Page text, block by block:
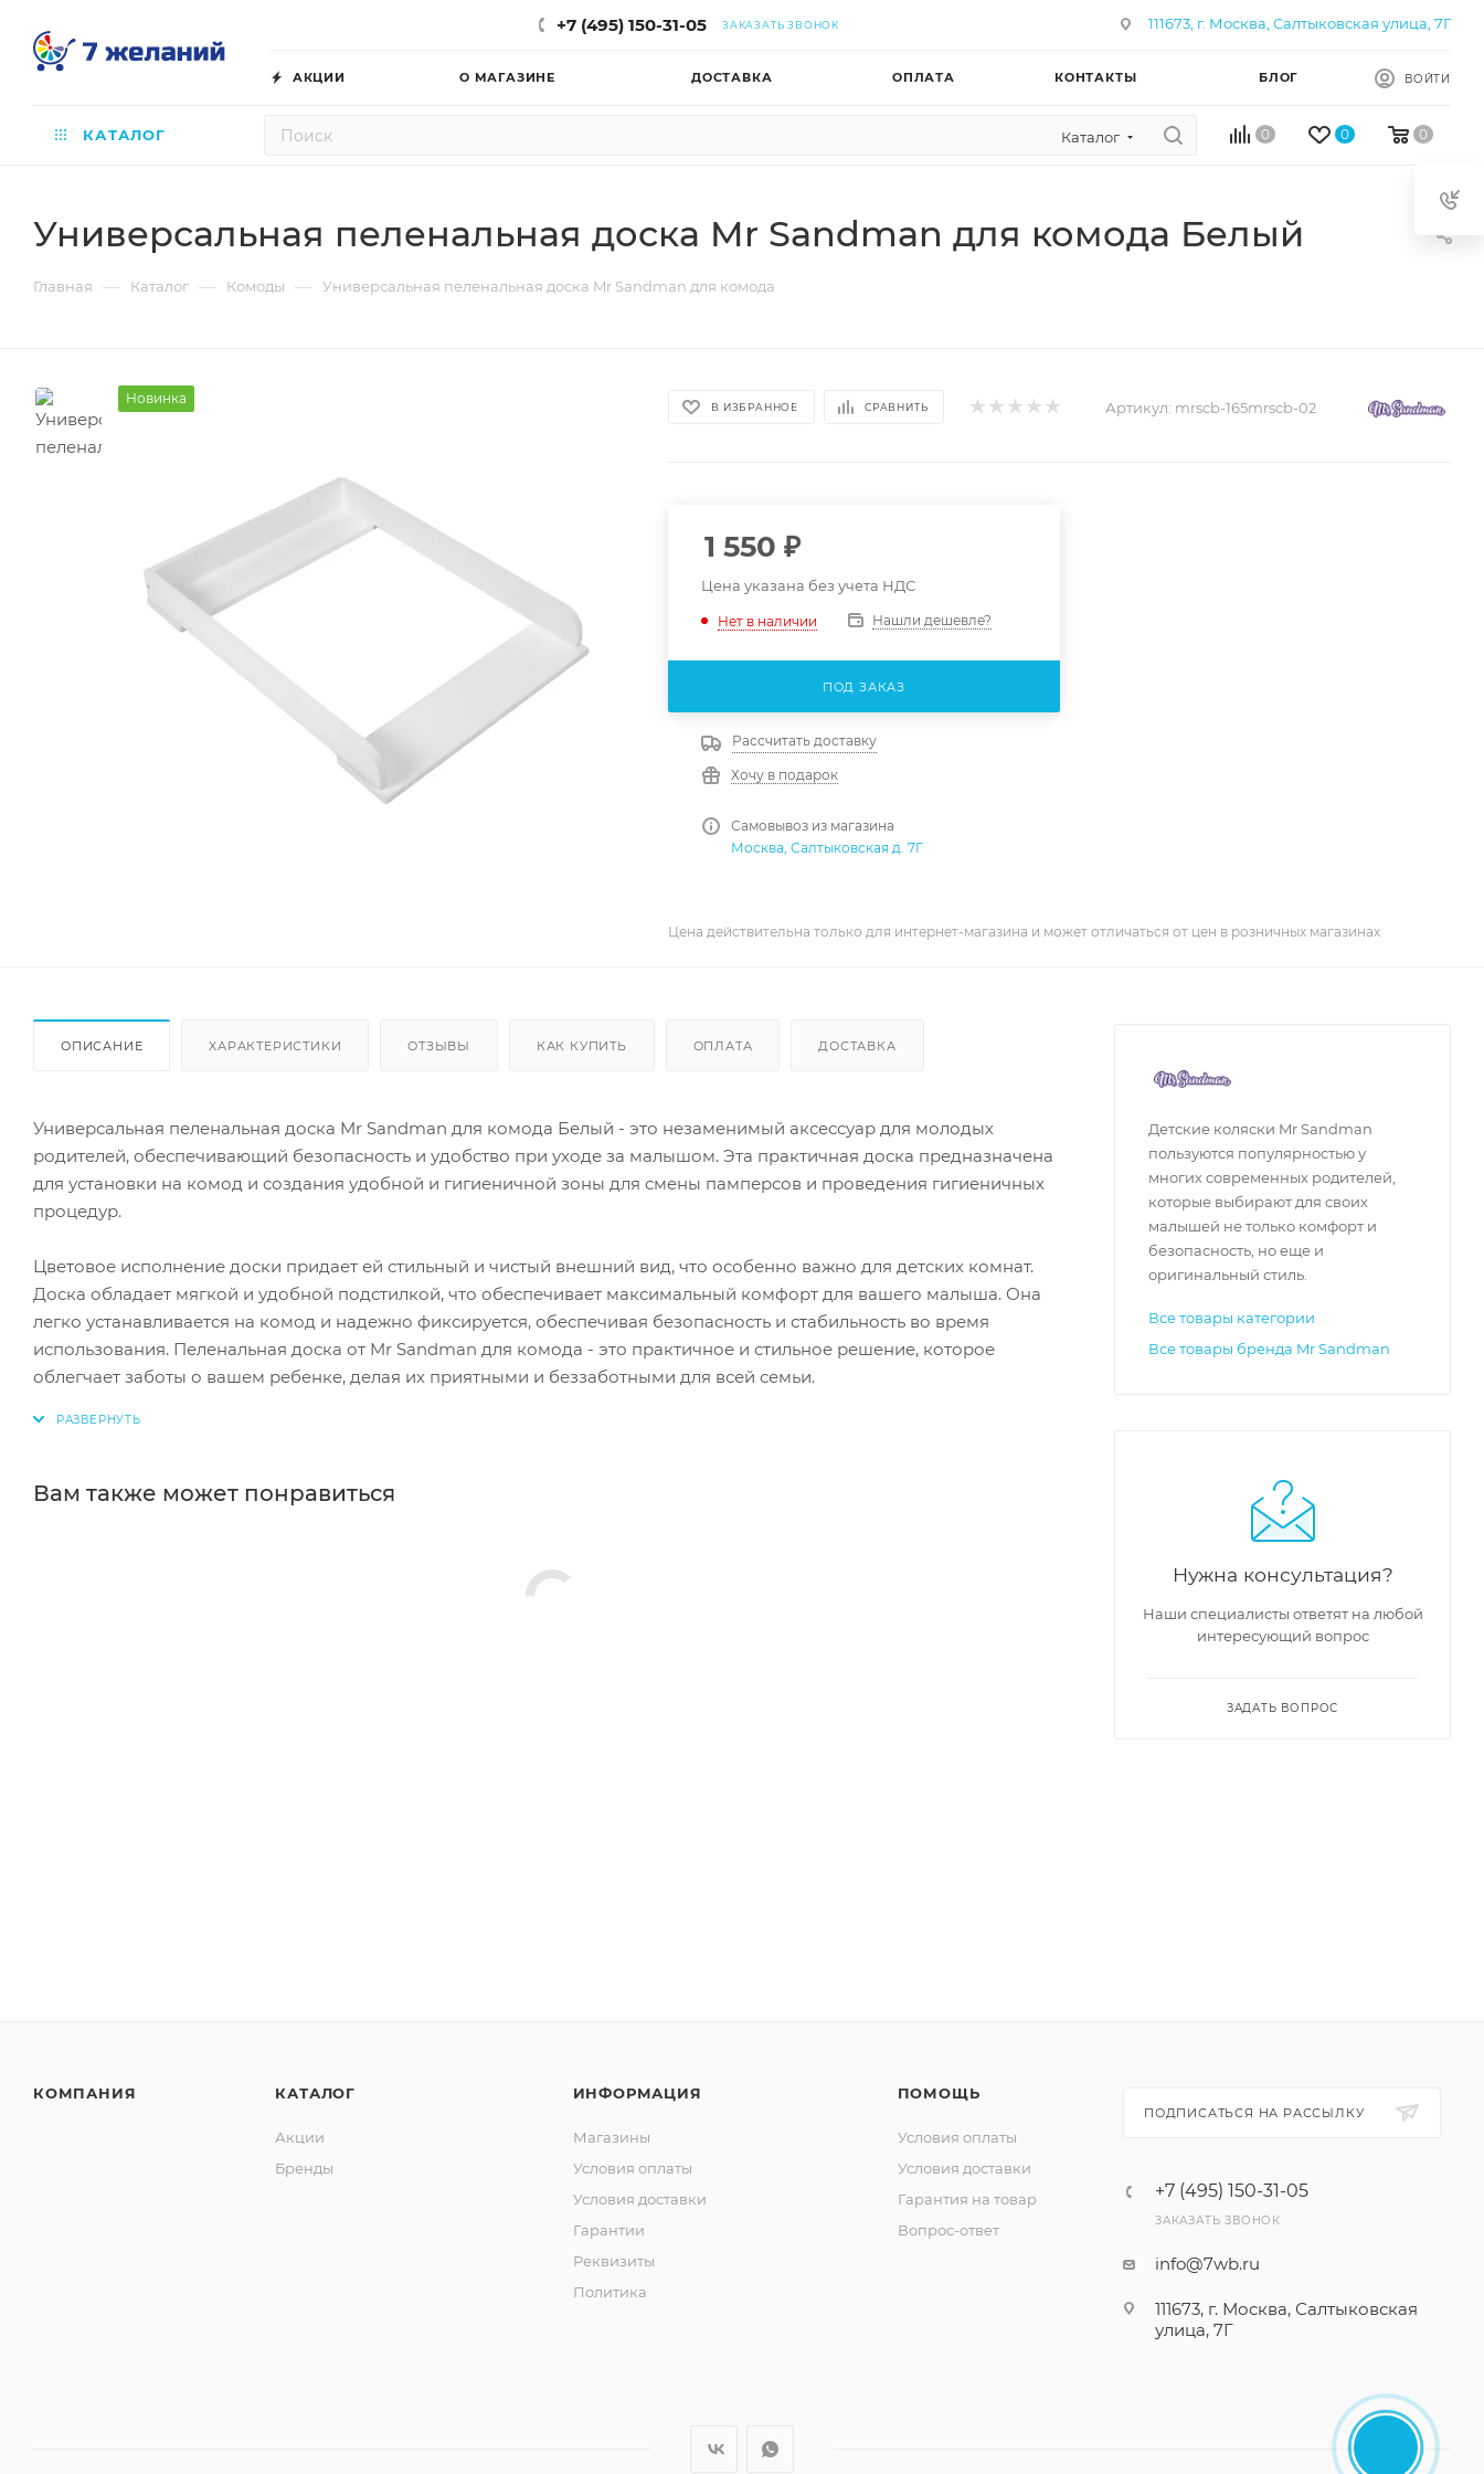
+7 (495) 150-31-05 ЗАКАЗАТЬ ЗВОНОК 111673, г. Москва, Салтыковская улица, 7Г
АКЦИИ О МАГАЗИНЕ ДОСТАВКА ОПЛАТА КОНТАКТЫ БЛОГ ВОЙТИ
КАТАЛОГ Каталог 0 0 0
Универсальная пеленальная доска Mr Sandman для комода Белый
Главная — Каталог — Комоды — Универсальная пеленальная доска Mr Sandman для комода
Новинка
В ИЗБРАННОЕ СРАВНИТЬ Артикул: mrsсb-165mrscb-02
1 550 ₽
Цена указана без учета НДС
Нет в наличии Нашли дешевле?
ПОД ЗАКАЗ
Рассчитать доставку
Хочу в подарок
Самовывоз из магазина
Москва, Салтыковская д. 7Г
Цена действительна только для интернет-магазина и может отличаться от цен в розничных магазинах
ОПИСАНИЕ ХАРАКТЕРИСТИКИ ОТЗЫВЫ КАК КУПИТЬ ОПЛАТА ДОСТАВКА
Универсальная пеленальная доска Mr Sandman для комода Белый - это незаменимый аксессуар для молодых
родителей, обеспечивающий безопасность и удобство при уходе за малышом. Эта практичная доска предназначена
для установки на комод и создания удобной и гигиеничной зоны для смены памперсов и проведения гигиеничных
процедур.
Цветовое исполнение доски придает ей стильный и чистый внешний вид, что особенно важно для детских комнат.
Доска обладает мягкой и удобной подстилкой, что обеспечивает максимальный комфорт для вашего малыша. Она
легко устанавливается на комод и надежно фиксируется, обеспечивая безопасность и стабильность во время
использования. Пеленальная доска от Mr Sandman для комода - это практичное и стильное решение, которое
облегчает заботы о вашем ребенке, делая их приятными и беззаботными для всей семьи.
Вам также может понравиться
Детские коляски Mr Sandman
пользуются популярностью у
многих современных родителей,
которые выбирают для своих
малышей не только комфорт и
безопасность, но еще и
оригинальный стиль.
Все товары категории
Все товары бренда Mr Sandman
Нужна консультация?
Наши специалисты ответят на любой
интересующий вопрос
ЗАДАТЬ ВОПРОС
КОМПАНИЯ КАТАЛОГ
Акции
Бренды
ИНФОРМАЦИЯ
Магазины
Условия оплаты
Условия доставки
Гарантии
Реквизиты
Политика
ПОМОЩЬ
Условия оплаты
Условия доставки
Гарантия на товар
Вопрос-ответ
ПОДПИСАТЬСЯ НА РАССЫЛКУ
+7 (495) 150-31-05
ЗАКАЗАТЬ ЗВОНОК
info@7wb.ru
111673, г. Москва, Салтыковская
улица, 7Г